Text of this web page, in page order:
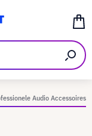
Audio Accessoires